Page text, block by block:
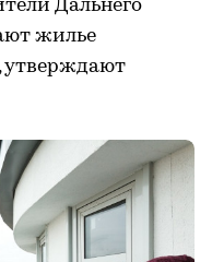
Дальнего
жилье
утверждают